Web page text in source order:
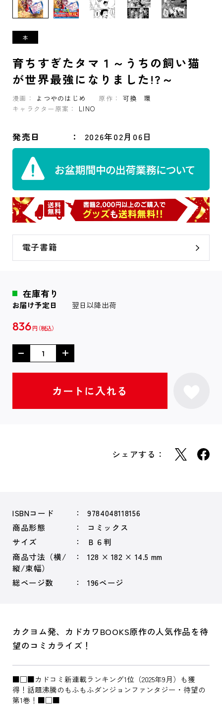
育ちすぎたタマ１～うちの飼い猫
が世界最強になりました!?～
漫画： よつやのはじめ 原作：
可換 環
キャラクター原案：
LINO
発売日 2026年02月06日
電子書籍
在庫有り
お届け予定日 翌日以降出荷
836 円
シェアする：
ISBNコード
9784048118156
商品形態
コミックス
サイズ
Ｂ６判
商品寸法（横/
縦/束幅）
128 × 182 × 14.5 mm
総ページ数 196ページ
カクヨム発、カドカワBOOKS原作の人気作品を待
望のコミカライズ！
■□■カドコミ新連載ランキング1位（2025年9月）も獲
得！話題沸騰のもふもふダンジョンファンタジー・待望の
第1巻！■□■